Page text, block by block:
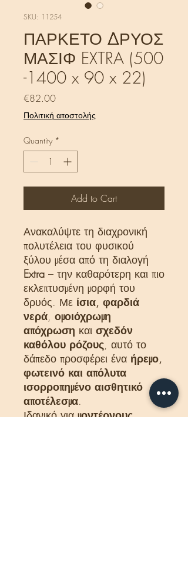
SKU: 11254
ΠΑΡΚΕΤΟ ΔΡΥΟΣ
ΜΑΣΙΦ EXTRA (500
-1400 x 90 x 22)
€82.00Price
Πολιτική αποστολής
Quantity *
Add to Cart
Ανακαλύψτε τη διαχρονική
πολυτέλεια του φυσικού
ξύλου μέσα από τη διαλογή
Extra – την καθαρότερη και πιο
εκλεπτυσμένη μορφή του
δρυός. Με ίσια, φαρδιά
νερά, ομοιόχρωμη
απόχρωση και σχεδόν
καθόλου ρόζους, αυτό το
δάπεδο προσφέρει ένα ήρεμο,
φωτεινό και απόλυτα
ισορροπημένο αισθητικό
αποτέλεσμα.
Ιδανικό γιαμοντέρνους,